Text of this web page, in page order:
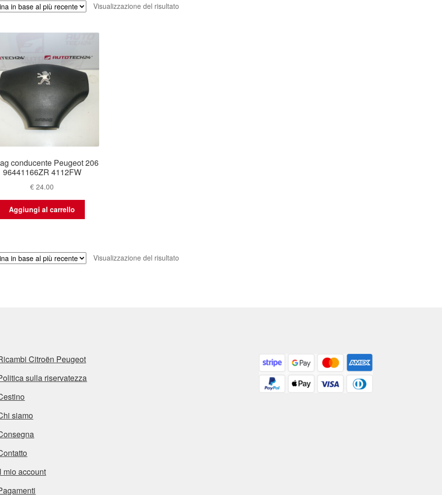
Visualizzazione del risultato
conducente Peugeot 206
96441166ZR 4112FW
€ 24.00
Aggiungi al carrello
Visualizzazione del risultato
Citroën Peugeot
sulla riservatezza
siamo
mio account